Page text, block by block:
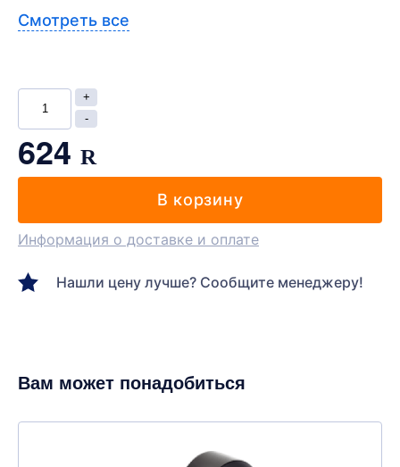
Смотреть все
624 R
В корзину
Информация о доставке и оплате
Нашли цену лучше? Сообщите менеджеру!
Вам может понадобиться